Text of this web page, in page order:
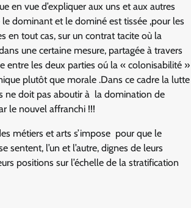
en vue d’expliquer aux uns et aux autres
dominant et le dominé est tissée ,pour les
en tout cas, sur un contrat tacite où la
une certaine mesure, partagée à travers
entre les deux parties oú la « colonisabilité »
plutôt que morale .Dans ce cadre la lutte
ne doit pas aboutir à la domination de
le nouvel affranchi !!!
métiers et arts s’impose pour que le
sentent, l’un et l’autre, dignes de leurs
positions sur l’échelle de la stratification